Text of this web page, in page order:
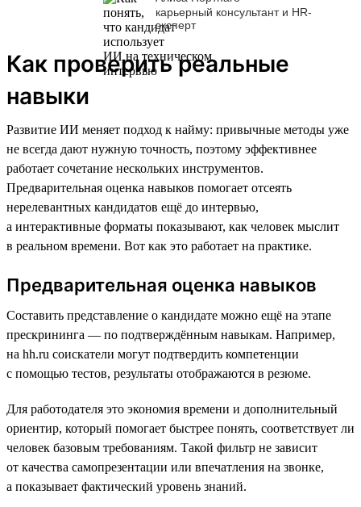
карьерный консультант и HR-
эксперт
Как проверить реальные
навыки
Развитие ИИ меняет подход к найму: привычные методы уже
не всегда дают нужную точность, поэтому эффективнее
работает сочетание нескольких инструментов.
Предварительная оценка навыков помогает отсеять
нерелевантных кандидатов ещё до интервью,
а интерактивные форматы показывают, как человек мыслит
в реальном времени. Вот как это работает на практике.
Предварительная оценка навыков
Составить представление о кандидате можно ещё на этапе
прескрининга — по подтверждённым навыкам. Например,
на hh.ru соискатели могут подтвердить компетенции
с помощью тестов, результаты отображаются в резюме.
Для работодателя это экономия времени и дополнительный
ориентир, который помогает быстрее понять, соответствует ли
человек базовым требованиям. Такой фильтр не зависит
от качества самопрезентации или впечатления на звонке,
а показывает фактический уровень знаний.